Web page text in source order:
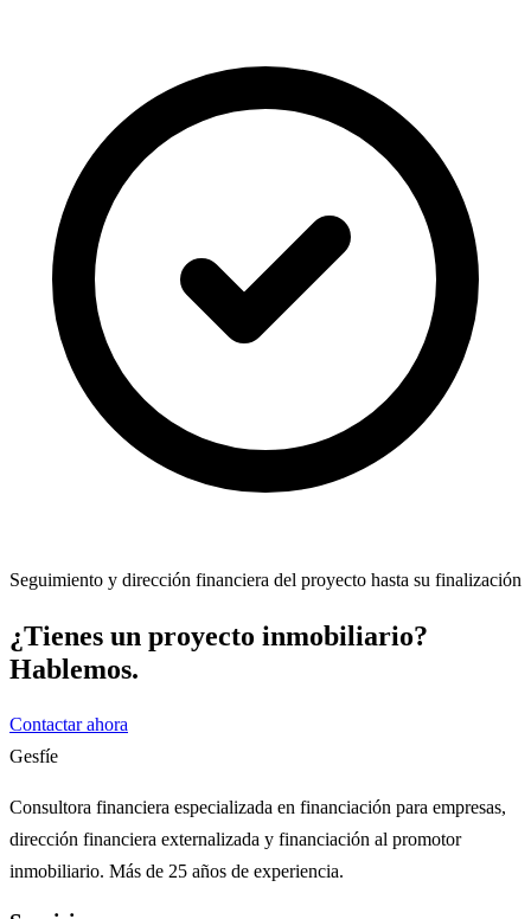
Seguimiento y dirección financiera del proyecto hasta su finalización
¿Tienes un proyecto inmobiliario?
Hablemos.
Contactar ahora
Gesfíe
Consultora financiera especializada en financiación para empresas,
dirección financiera externalizada y financiación al promotor
inmobiliario. Más de 25 años de experiencia.